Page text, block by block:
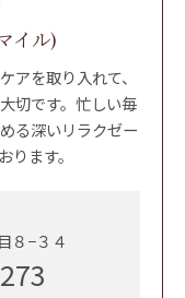
イル)
アを取り入れて、
切です。忙しい毎
る深いリラクゼー
ます。
８−３４